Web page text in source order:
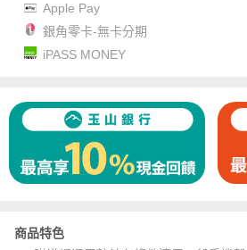
Apple Pay
銀角零卡-無卡分期
iPASS MONEY
商品特色